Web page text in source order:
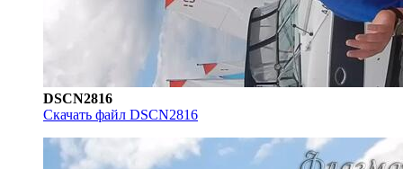
DSCN2816
Скачать файл DSCN2816